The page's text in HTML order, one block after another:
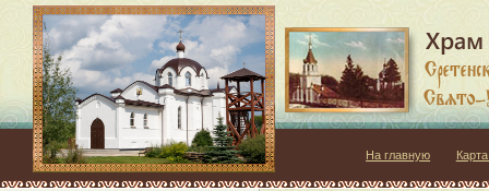
На главную